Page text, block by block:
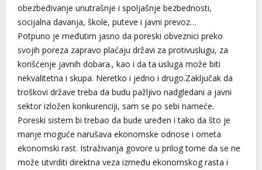
obezbeđivanje unutrašnje i spoljašnje bezbednosti,
socijalna davanja, škole, puteve i javni prevoz…
Potpuno je međutim jasno da poreski obveznici preko
svojih poreza zapravo plaćaju državi za protivuslugu, za
korišćenje javnih dobara., kao i da ta usluga može biti
nekvalitetna i skupa. Neretko i jedno i drugo.Zaključak da
troškovi države treba da budu pažljivo nadgledani a javni
sektor izložen konkurenciji, sam se po sebi nameće.
Poreski sistem bi trebao da bude uređen i tako da što je
manje moguće narušava ekonomske odnose i ometa
ekonomski rast. Istraživanja govore u prilog tome da se ne
može utvrditi direktna veza između ekonomskog rasta i